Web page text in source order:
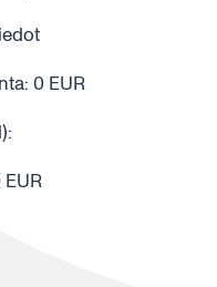
0 EUR